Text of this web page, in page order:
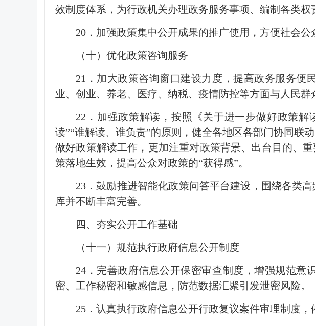
效制度体系，为行政机关办理政务服务事项、编制各类权
20．加强政策集中公开成果的推广使用，方便社会
（十）优化政策咨询服务
21．加大政策咨询窗口建设力度，提高政务服务
业、创业、养老、医疗、纳税、疫情防控等方面与人民群
22．加强政策解读，按照《关于进一步做好政策
读”“谁解读、谁负责”的原则，健全各地区各部门协同联
做好政策解读工作，更加注重对政策背景、出台目的、
策落地生效，提高公众对政策的“获得感”。
23．鼓励推进智能化政策问答平台建设，围绕各类
库并不断丰富完善。
四、夯实公开工作基础
（十一）规范执行政府信息公开制度
24．完善政府信息公开保密审查制度，增强规范
密、工作秘密和敏感信息，防范数据汇聚引发泄密风险。
25．认真执行政府信息公开行政复议案件审理制度，